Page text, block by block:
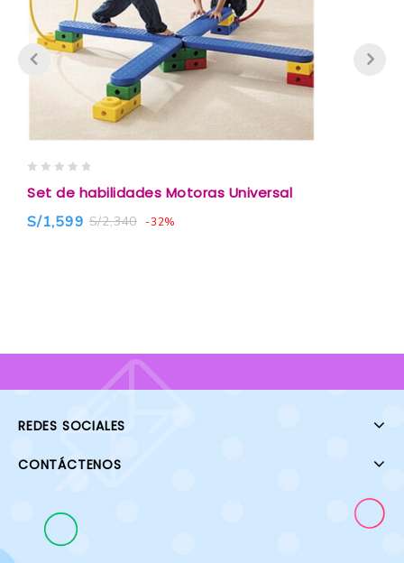
out
of
5
Set de habilidades Motoras Universal
S/2,340
S/1,599 -32%
REDES SOCIALES
CONTÁCTENOS